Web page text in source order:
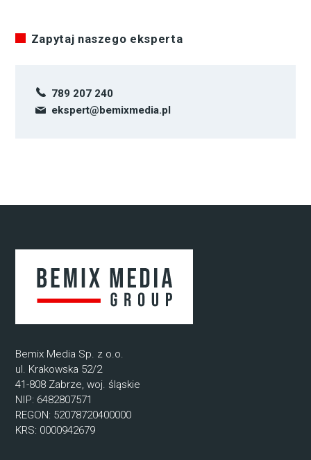
Zapytaj naszego eksperta
789 207 240
ekspert@bemixmedia.pl
Bemix Media Sp. z o.o.
ul. Krakowska 52/2
41-808 Zabrze, woj. śląskie
NIP: 6482807571
REGON: 52078720400000
KRS: 0000942679